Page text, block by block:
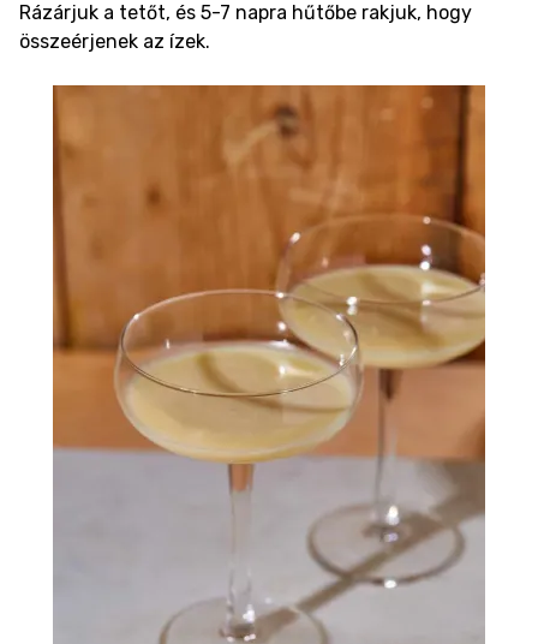
Rázárjuk a tetőt, és 5-7 napra hűtőbe rakjuk, hogy
összeérjenek az ízek.